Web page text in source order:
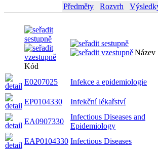
Předměty
Rozvrh
Kód
Název
E0207025 Infekce a epidemiologie
EP0104330 Infekční lékařství
EA0907330
Infectious Diseases and
Epidemiology
EAP0104330 Infectious Diseases